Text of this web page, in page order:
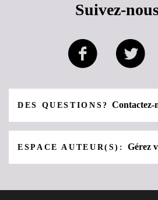
Suivez-
DES QUESTIONS?Contactez-
ESPACE AUTEUR(S):Gérez